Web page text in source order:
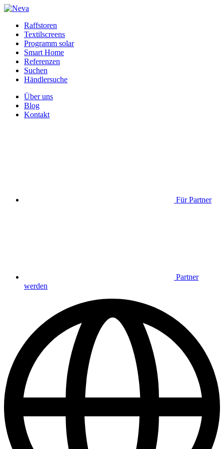
Raffstoren
Textilscreens
Programm solar
Smart Home
Referenzen
Suchen
Händlersuche
Über uns
Blog
Kontakt
Für Partner
Partner
werden